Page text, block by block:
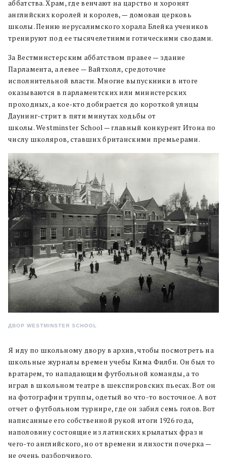
аббатства. Храм, где венчают на царство и хоронят
английских королей и королев, — домовая церковь
школы. Пению иерусалимского хорала Блейка учеников
тренируют под ее тысячелетними готическими сводами.
За Вестминстерским аббатством правее — здание
Парламента, а левее — Вайтхолл, средоточие
исполнительной власти. Многие выпускники в итоге
оказываются в парламентских или министерских
проходных, а кое-кто добирается до короткой улицы
Даунинг-стрит в пяти минутах ходьбы от
школы. Westminster School — главный конкурент Итона по
числу школяров, ставших британскими премьерами.
ДВОР WESTMINSTER SCHOOL
Я иду по школьному двору в архив, чтобы посмотреть на
школьные журналы времен учебы Кима Филби. Он был то
вратарем, то нападающим футбольной команды, а то
играл в школьном театре в шекспировских пьесах. Вот он
на фотографии труппы, одетый во что-то восточное. А вот
отчет о футбольном турнире, где он забил семь голов. Вот
написанные его собственной рукой итоги 1926 года,
наполовину состоящие из латинских крылатых фраз и
чего-то английского, но от времени и лихости почерка —
не очень разборчивого.